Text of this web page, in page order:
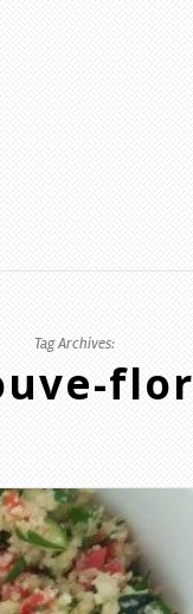
Tag Archives:
flor